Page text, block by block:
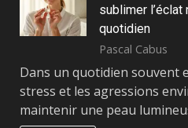
sublimer l’éclat
quotidien
Pascal Cabus
Dans un quotidien souvent
stress et les agressions
maintenir une peau